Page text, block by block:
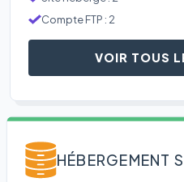
Compte FTP : 2
VOIR TOUS
HÉBERGEMENT